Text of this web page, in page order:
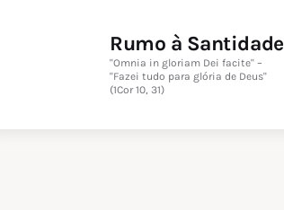
Rumo à Santidade
"Omnia in gloriam Dei facite" –
"Fazei tudo para glória de Deus"
(1Cor 10, 31)